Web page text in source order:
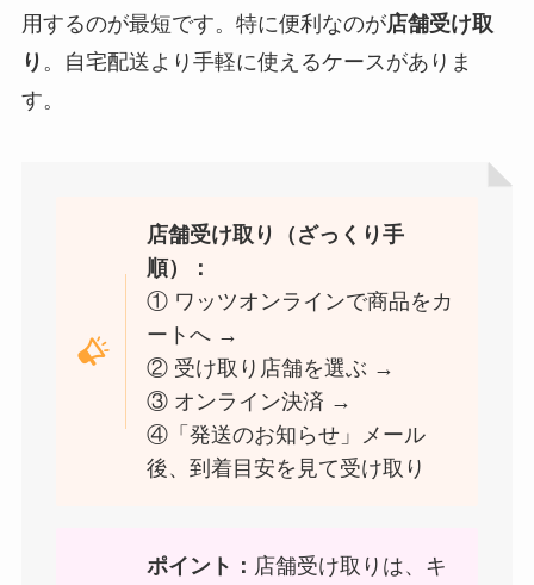
用するのが最短です。特に便利なのが店舗受け取
り 。自宅配送より手軽に使えるケースがありま
す。
店舗受け取り（ざっくり手
順）：
① ワッツオンラインで商品をカ
ートへ →
② 受け取り店舗を選ぶ →
③ オンライン決済 →
④「発送のお知らせ」メール
後、到着目安を見て受け取り
ポイント： 店舗受け取りは、キ